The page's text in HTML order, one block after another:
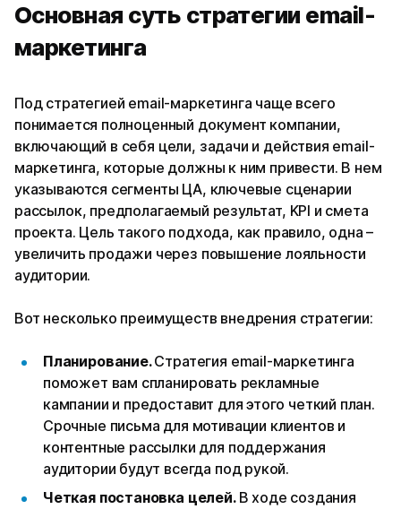
Основная суть стратегии email-
маркетинга
Под стратегией email-маркетинга чаще всего
понимается полноценный документ компании,
включающий в себя цели, задачи и действия email-
маркетинга, которые должны к ним привести. В нем
указываются сегменты ЦА, ключевые сценарии
рассылок, предполагаемый результат, KPI и смета
проекта. Цель такого подхода, как правило, одна –
увеличить продажи через повышение лояльности
аудитории.
Вот несколько преимуществ внедрения стратегии:
Планирование.Стратегия email-маркетинга
поможет вам спланировать рекламные
кампании и предоставит для этого четкий план.
Срочные письма для мотивации клиентов и
контентные рассылки для поддержания
аудитории будут всегда под рукой.
Четкая постановка целей. В ходе создания